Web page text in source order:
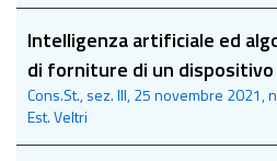
Intelligenza artificiale ed
di forniture di un dispositivo
grado di automazione
Cons.St., sez. III, 25 novembre 2021,
Est. Veltri